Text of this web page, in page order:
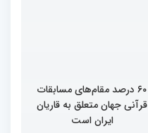
۶۰ درصد مقام‌های مسابقات
قرآنی جهان متعلق به قاریان
ایران است